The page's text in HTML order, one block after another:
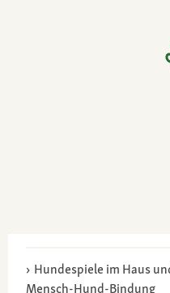
Hundespiele im Haus
Mensch-Hund-Bindung